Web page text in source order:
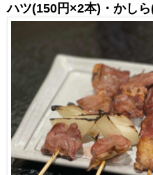
ハツ(150円×2本)・かしら